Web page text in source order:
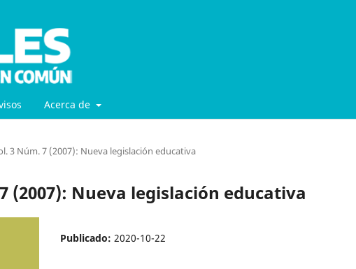
Acerca de
3 Núm. 7 (2007): Nueva legislación educativa
(2007): Nueva legislación educativa
Publicado: 2020-10-22